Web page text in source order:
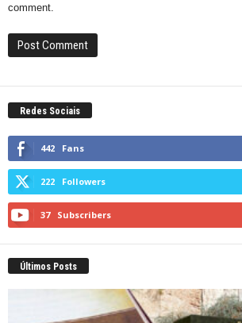
comment.
Redes Sociais
442 Fans
222 Followers
37 Subscribers
Últimos Posts